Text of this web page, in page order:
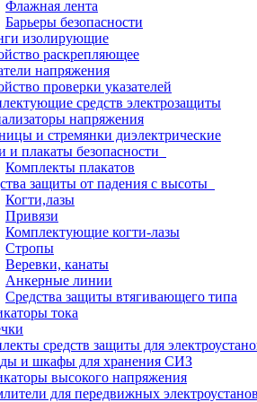
Флажная лента
Барьеры безопасности
изолирующие
раскрепляющее
напряжения
проверки указателей
средств электрозащиты
напряжения
и стремянки диэлектрические
и плакаты безопасности
Комплекты плакатов
защиты от падения с высоты
Когти,лазы
Привязи
Комплектующие когти-лазы
Стропы
Веревки, канаты
Анкерные линии
Средства защиты втягивающего типа
тока
средств защиты для
и шкафы для хранения СИЗ
высокого напряжения
для передвижных